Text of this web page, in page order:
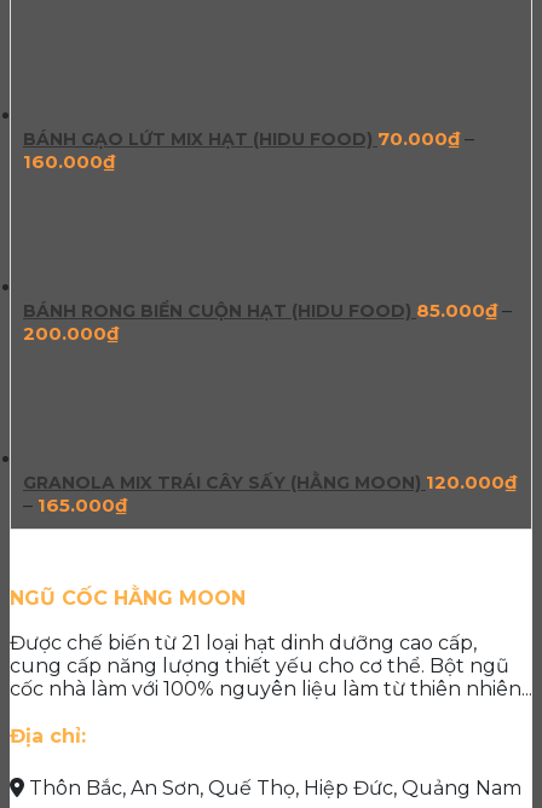
BÁNH GẠO LỨT MIX HẠT (HIDU FOOD) 70.000₫–
160.000₫
BÁNH RONG BIỂN CUỘN HẠT (HIDU FOOD) 85.000₫–
200.000₫
GRANOLA MIX TRÁI CÂY SẤY (HẰNG MOON) 120.000₫
– 165.000₫
NGŨ CỐC HẰNG MOON
Được chế biến từ 21 loại hạt dinh dưỡng cao cấp,
cung cấp năng lượng thiết yếu cho cơ thể. Bột ngũ
cốc nhà làm với 100% nguyên liệu làm từ thiên nhiên...
Địa chỉ:
Thôn Bắc, An Sơn, Quế Thọ, Hiệp Đức, Quảng Nam